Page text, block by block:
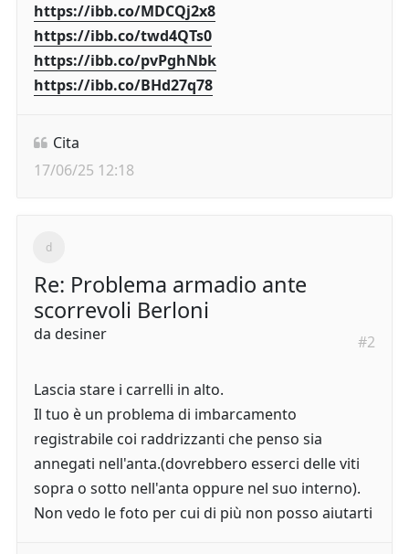
https://ibb.co/MDCQj2x8
https://ibb.co/twd4QTs0
https://ibb.co/pvPghNbk
https://ibb.co/BHd27q78
Cita
17/06/25 12:18
Re: Problema armadio ante
scorrevoli Berloni
#2
da desiner
Lascia stare i carrelli in alto.
Il tuo è un problema di imbarcamento
registrabile coi raddrizzanti che penso sia
annegati nell'anta.(dovrebbero esserci delle viti
sopra o sotto nell'anta oppure nel suo interno).
Non vedo le foto per cui di più non posso aiutarti